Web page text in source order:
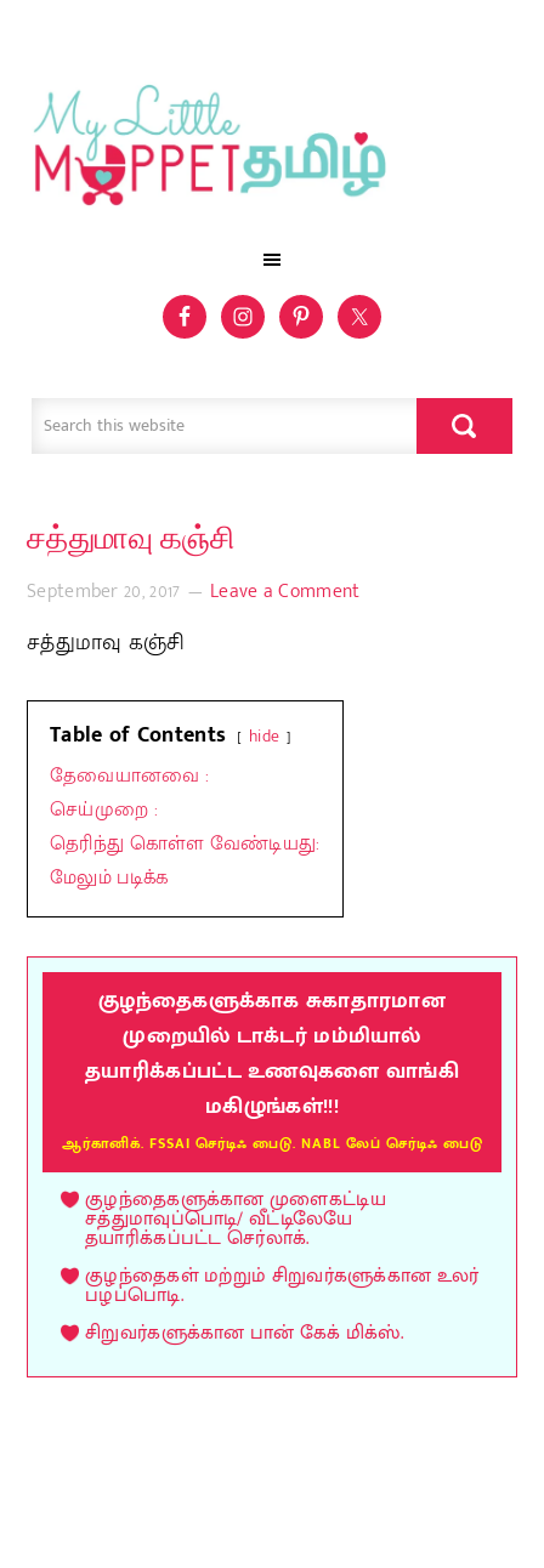
சத்துமாவு கஞ்சி
September 20, 2017 Leave a Comment
சத்துமாவு கஞ்சி
Table of Contents hide
தேவையானவை :
செய்முறை :
தெரிந்து கொள்ள வேண்டியது:
மேலும் படிக்க
குழந்தைகளுக்காக சுகாதாரமான
முறையில் டாக்டர் மம்மியால்
தயாரிக்கப்பட்ட உணவுகளை வாங்கி
மகிழுங்கள்!!!
ஆர்கானிக். FSSAI செர்டிஃ பைடு. NABL லேப் செர்டிஃ பைடு
குழந்தைகளுக்கான முளைகட்டிய
சத்துமாவுப்பொடி/ வீட்டிலேயே
தயாரிக்கப்பட்ட செர்லாக்.
குழந்தைகள் மற்றும் சிறுவர்களுக்கான உலர்
பழப்பொடி.
சிறுவர்களுக்கான பான் கேக் மிக்ஸ்.